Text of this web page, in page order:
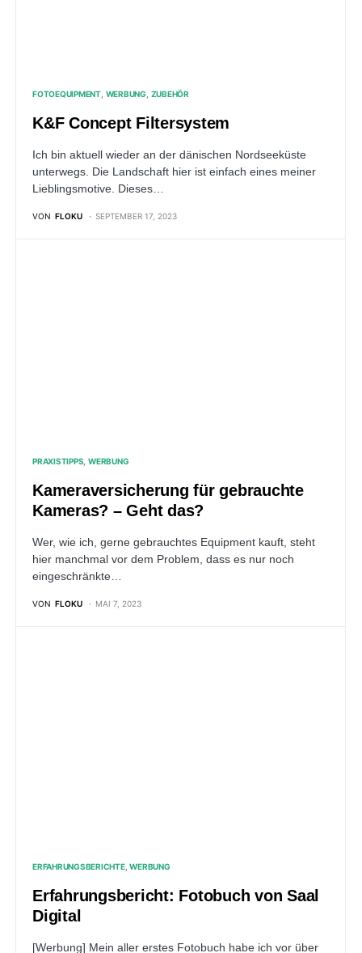
FOTOEQUIPMENT WERBUNG ZUBEHÖR
K&F Concept Filtersystem
Ich bin aktuell wieder an der dänischen Nordseeküste
unterwegs. Die Landschaft hier ist einfach eines meiner
Lieblingsmotive. Dieses…
VON FLOKU SEPTEMBER 17, 2023
PRAXISTIPPS WERBUNG
Kameraversicherung für gebrauchte
Kameras? – Geht das?
Wer, wie ich, gerne gebrauchtes Equipment kauft, steht
hier manchmal vor dem Problem, dass es nur noch
eingeschränkte…
VON FLOKU MAI 7, 2023
ERFAHRUNGSBERICHTE WERBUNG
Erfahrungsbericht: Fotobuch von Saal
Digital
[Werbung] Mein aller erstes Fotobuch habe ich vor über